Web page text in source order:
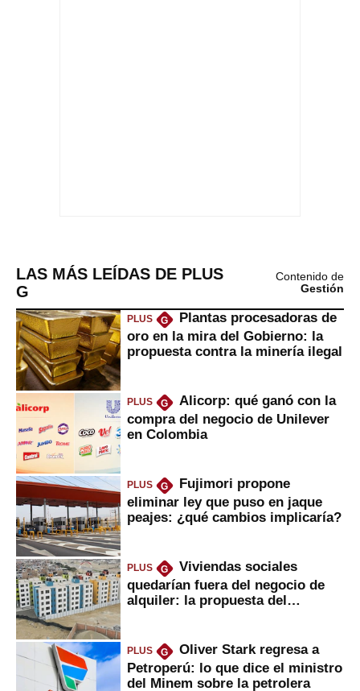
LAS MÁS LEÍDAS DE PLUS
G
Contenido de
Gestión
PLUS G
Plantas procesadoras de
oro en la mira del Gobierno: la
propuesta contra la minería ilegal
PLUS G
Alicorp: qué ganó con la
compra del negocio de Unilever
en Colombia
PLUS G
Fujimori propone
eliminar ley que puso en jaque
peajes: ¿qué cambios implicaría?
PLUS G
Viviendas sociales
quedarían fuera del negocio de
alquiler: la propuesta del
PLUS G
Oliver Stark regresa a
Petroperú: lo que dice el ministro
del Minem sobre la petrolera